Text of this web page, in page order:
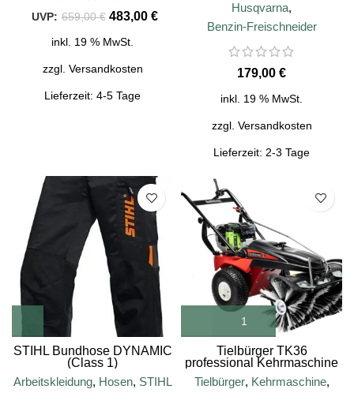
659,00€ 483,00 €
inkl. 19 % MwSt.
zzgl. Versandkosten
Lieferzeit: 4-5 Tage
Husqvarna,
Benzin-Freischneider
€
inkl. 19 % MwSt.
zzgl. Versandkosten
Lieferzeit: 2-3 Tage
STIHL Bundhose DYNAMIC
(Class 1)
Arbeitskleidung, Hosen, STIHL
Tielbürger TK36
professional Kehrmaschine
mit EGO-Akku-Motor
Tielbürger, Kehrmaschine,